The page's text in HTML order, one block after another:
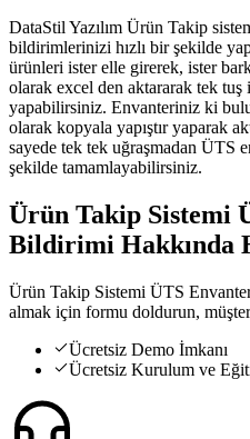
DataStil Yazılım Ürün Takip
bildirimlerinizi hızlı bir şekilde
ürünleri ister elle girerek, ister
olarak excel den aktararak tek
yapabilirsiniz. Envanteriniz ki
olarak kopyala yapıştır yaparak
sayede tek tek uğraşmadan ÜTS
şekilde tamamlayabilirsiniz.
Ürün Takip Sistemi
Bildirimi Hakkında
Ürün Takip Sistemi ÜTS
almak için formu doldurun,
Ücretsiz Demo İmkanı
Ücretsiz Kurulum ve